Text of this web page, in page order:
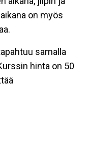
on myös
samalla
hinta on 50